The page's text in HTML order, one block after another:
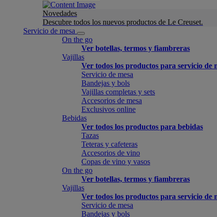
Novedades
Descubre todos los nuevos productos de Le Creuset.
Servicio de mesa
On the go
Ver botellas, termos y fiambreras
Vajillas
Ver todos los productos para servicio de
Servicio de mesa
Bandejas y bols
Vajillas completas y sets
Accesorios de mesa
Exclusivos online
Bebidas
Ver todos los productos para bebidas
Tazas
Teteras y cafeteras
Accesorios de vino
Copas de vino y vasos
On the go
Ver botellas, termos y fiambreras
Vajillas
Ver todos los productos para servicio de
Servicio de mesa
Bandejas y bols